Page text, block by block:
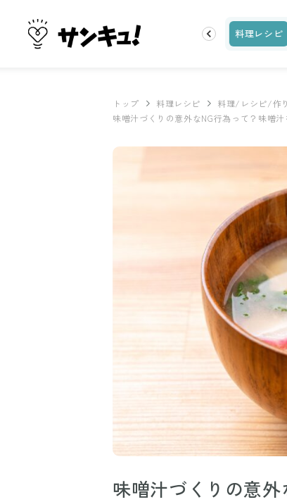
ビューティ 100均・雑貨 スーパー 料理レシピ
トップ 料理レシピ
料理/レシピ/作
味噌汁づくりの意外なNG行為って？味噌
味噌汁づくりの意